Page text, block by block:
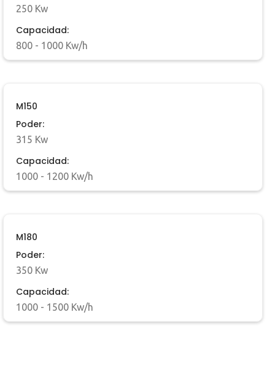
250 Kw
Capacidad:
800 - 1000 Kw/h
M150
Poder:
315 Kw
Capacidad:
1000 - 1200 Kw/h
M180
Poder:
350 Kw
Capacidad:
1000 - 1500 Kw/h